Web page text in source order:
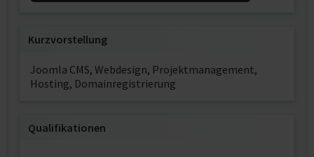
Kurzvorstellung
Joomla CMS, Webdesign, Projektmanagement,
Hosting, Domainregistrierung
Qualifikationen